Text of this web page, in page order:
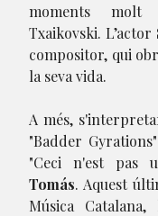
moments
Txaikovski. L’actor
compositor, qui
la seva vida.
A més,
"Badder
"Ceci n'est pas
Tomás. Aquest
Música